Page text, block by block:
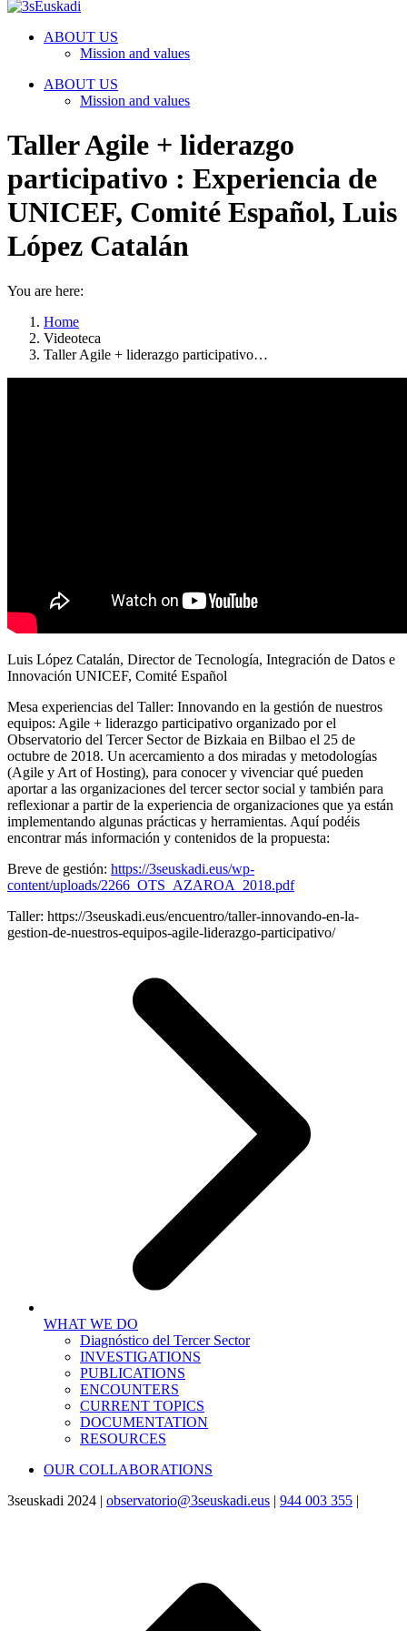
ABOUT US
Mission and values
ABOUT US
Mission and values
Taller Agile + liderazgo
participativo : Experiencia de
UNICEF, Comité Español, Luis
López Catalán
You are here:
Home
Videoteca
Taller Agile + liderazgo participativo…
Luis López Catalán, Director de Tecnología, Integración de Datos e
Innovación UNICEF, Comité Español
Mesa experiencias del Taller: Innovando en la gestión de nuestros
equipos: Agile + liderazgo participativo organizado por el
Observatorio del Tercer Sector de Bizkaia en Bilbao el 25 de
octubre de 2018. Un acercamiento a dos miradas y metodologías
(Agile y Art of Hosting), para conocer y vivenciar qué pueden
aportar a las organizaciones del tercer sector social y también para
reflexionar a partir de la experiencia de organizaciones que ya están
implementando algunas prácticas y herramientas. Aquí podéis
encontrar más información y contenidos de la propuesta:
Breve de gestión: https://3seuskadi.eus/wp-
content/uploads/2266_OTS_AZAROA_2018.pdf
Taller: https://3seuskadi.eus/encuentro/taller-innovando-en-la-
gestion-de-nuestros-equipos-agile-liderazgo-participativo/
WHAT WE DO
Diagnóstico del Tercer Sector
INVESTIGATIONS
PUBLICATIONS
ENCOUNTERS
CURRENT TOPICS
DOCUMENTATION
RESOURCES
OUR COLLABORATIONS
3seuskadi 2024 | observatorio@3seuskadi.eus | 944 003 355 |